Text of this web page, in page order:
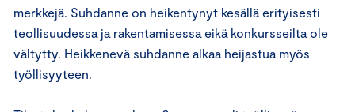
merkkejä. Suhdanne on heikentynyt kesällä erityisesti
teollisuudessa ja rakentamisessa eikä konkursseilta ole
vältytty. Heikkenevä suhdanne alkaa heijastua myös
työllisyyteen.